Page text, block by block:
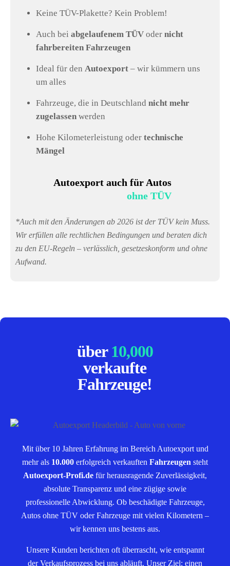
Keine TÜV-Plakette? Kein Problem!
Auch bei abgelaufenem TÜV oder nicht
fahrbereiten Fahrzeugen
Ideal für den Autoexport – wir kümmern uns
um alles
Fahrzeuge, die in Deutschland nicht mehr
zugelassen werden
Hohe Kilometerleistung oder technische
Mängel
Autoexport auch für Autos
ohne TÜV
*Auch mit den Änderungen ab 2026 ist der TÜV kein Muss.
Wir erfüllen alle rechtlichen Bedingungen und beraten dich
zu den EU-Regeln – verlässlich, gesetzeskonform und ohne
Aufwand.
über10,000
verkaufte
Fahrzeuge!
Mit über 10 Jahren Erfahrung im Bereich Autoexport und
mehr als 10.000 erfolgreich verkauften Fahrzeugen steht
Autoexport-Profi.de für herausragende Zuverlässigkeit,
absolute Transparenz und eine zügige sowie
professionelle Abwicklung. Ob beschädigte Fahrzeuge,
Autos ohne TÜV oder Fahrzeuge mit vielen Kilometern –
wir kennen uns bestens aus.
Unsere Kunden berichten oft überrascht, wie entspannt
der Verkaufsprozess bei uns abläuft. Unser Ziel: einen